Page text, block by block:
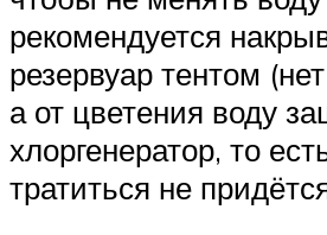
рекомендуется
резервуар тентом
а от цветения воду
хлоргенератор, то
тратиться не